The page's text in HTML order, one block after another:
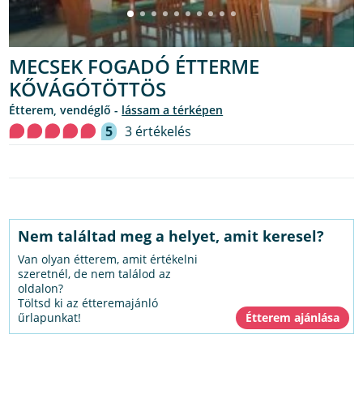
MECSEK FOGADÓ ÉTTERME
KŐVÁGÓTÖTTÖS
étterem, vendéglő - lássam a térképen
5 3 értékelés
Nem találtad meg a helyet, amit keresel?
Van olyan étterem, amit értékelni
szeretnél, de nem találod az
oldalon?
Töltsd ki az étteremajánló
űrlapunkat!